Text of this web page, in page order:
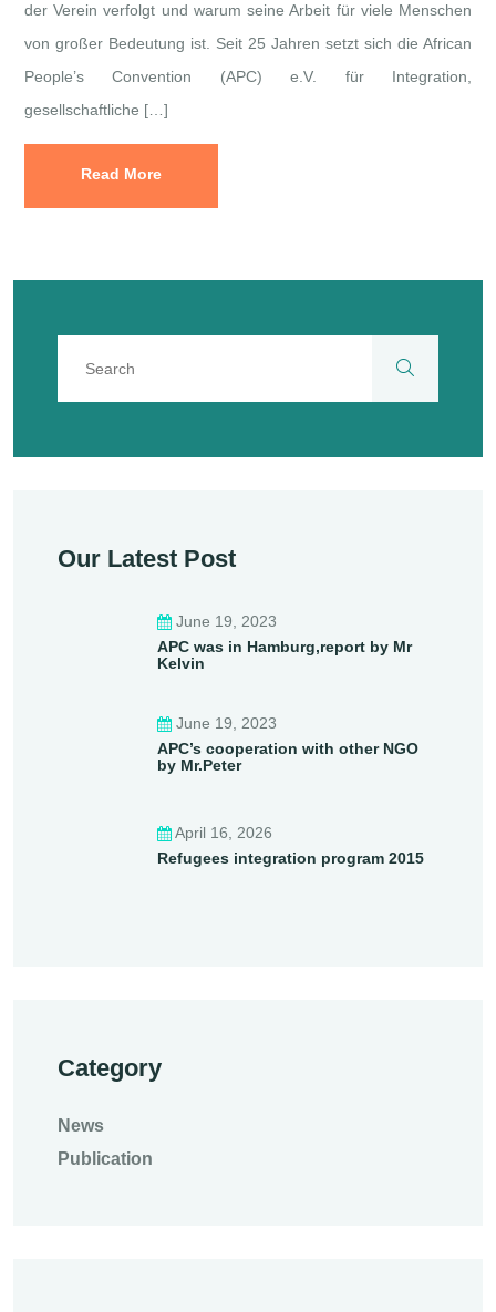
der Verein verfolgt und warum seine Arbeit für viele Menschen
von großer Bedeutung ist. Seit 25 Jahren setzt sich die African
People’s Convention (APC) e.V. für Integration,
gesellschaftliche […]
Read More
Our Latest Post
June 19, 2023
APC was in Hamburg,report by Mr
Kelvin
June 19, 2023
APC’s cooperation with other NGO
by Mr.Peter
April 16, 2026
Refugees integration program 2015
Category
News
Publication